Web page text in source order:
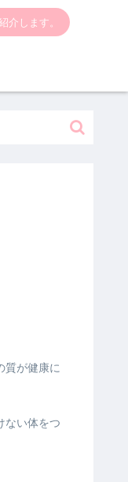
介します。
質が健康に
ない体をつ